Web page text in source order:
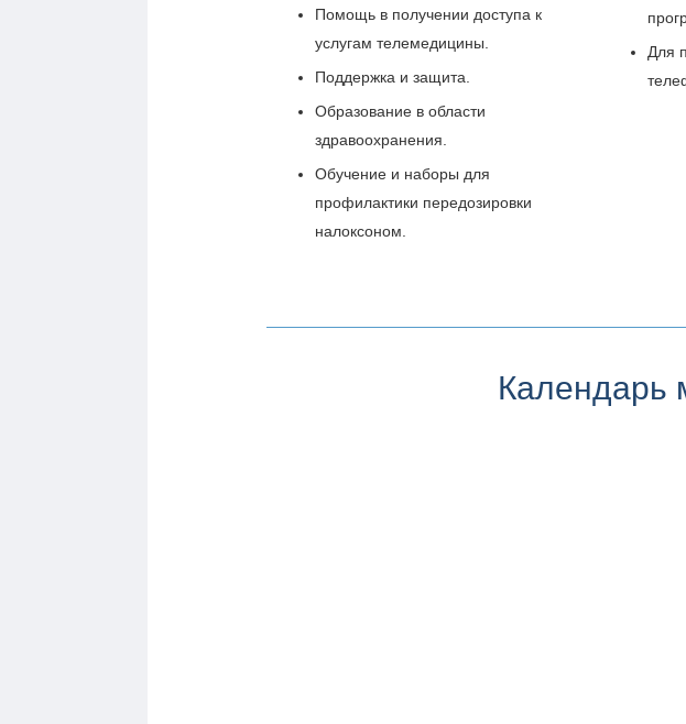
Помощь в получении доступа к
услугам телемедицины.
Поддержка и защита.
Образование в области
здравоохранения.
Обучение и наборы для
профилактики передозировки
налоксоном.
Для
Календарь